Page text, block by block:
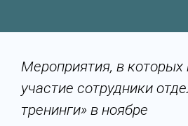
Мероприятия, в которых
участие сотрудники
тренинги» в ноябре